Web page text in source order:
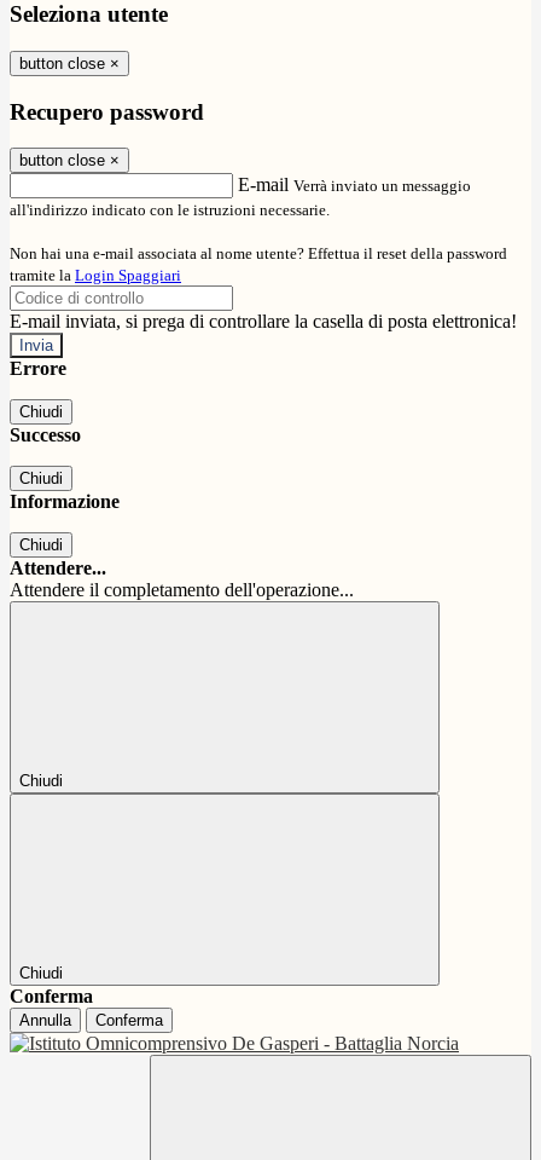
Seleziona utente
button close ×
Recupero password
button close ×
E-mail Verrà inviato un messaggio
all'indirizzo indicato con le istruzioni necessarie.
Non hai una e-mail associata al nome utente? Effettua il reset della password
tramite la Login Spaggiari
E-mail inviata, si prega di controllare la casella di posta elettronica!
Errore
Chiudi
Successo
Chiudi
Informazione
Chiudi
Attendere...
Attendere il completamento dell'operazione...
Chiudi
Chiudi
Conferma
Annulla Conferma